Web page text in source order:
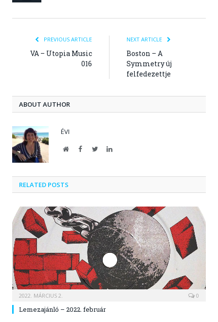
PREVIOUS ARTICLE
VA – Utopia Music
016
NEXT ARTICLE
Boston – A
Symmetry új
felfedezettje
ABOUT AUTHOR
ÉVI
WebsiteFacebook
TwitterLinkedIn
RELATED POSTS
2022. MÁRCIUS 2. 0
Lemezajánló – 2022. február